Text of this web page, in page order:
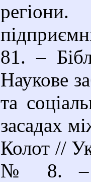
81. –
Наукове
та
засадах
Колот //
№ 8. –